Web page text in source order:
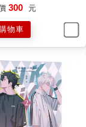
300 元
物車